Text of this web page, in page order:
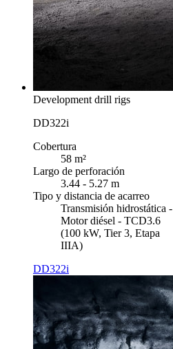
Development drill rigs
DD322i
Cobertura
58 m²
Largo de perforación
3.44 - 5.27 m
Tipo y distancia de acarreo
Transmisión hidrostática -
Motor diésel - TCD3.6
(100 kW, Tier 3, Etapa
IIIA)
DD322i